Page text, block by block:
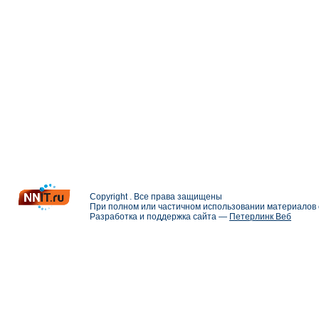
Copyright . Все права защищены
При полном или частичном использовании
Разработка и поддержка сайта — Петерлинк Веб